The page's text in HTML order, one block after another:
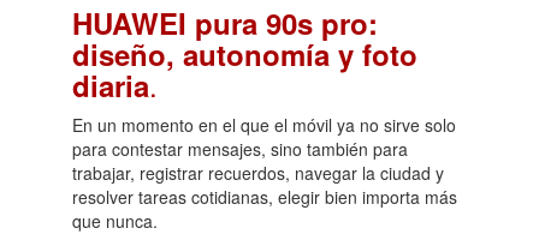
HUAWEI pura 90s pro:
diseño, autonomía y foto
diaria.
En un momento en el que el móvil ya no sirve solo
para contestar mensajes, sino también para
trabajar, registrar recuerdos, navegar la ciudad y
resolver tareas cotidianas, elegir bien importa más
que nunca.